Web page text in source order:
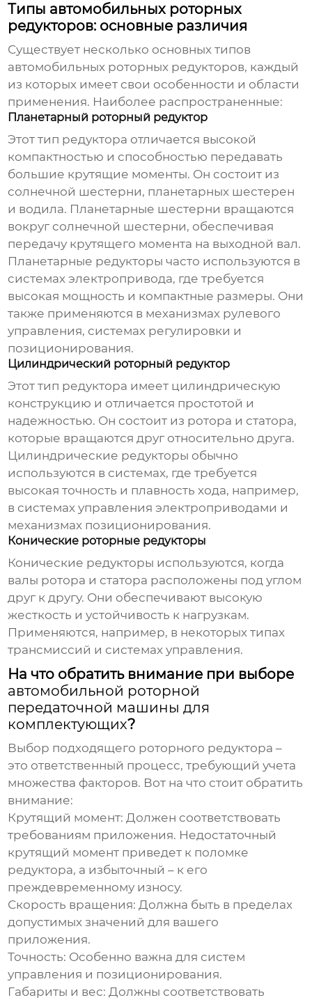
Типы автомобильных роторных
редукторов: основные различия
Существует несколько основных типов
автомобильных роторных редукторов, каждый
из которых имеет свои особенности и области
применения. Наиболее распространенные:
Планетарный роторный редуктор
Этот тип редуктора отличается высокой
компактностью и способностью передавать
большие крутящие моменты. Он состоит из
солнечной шестерни, планетарных шестерен
и водила. Планетарные шестерни вращаются
вокруг солнечной шестерни, обеспечивая
передачу крутящего момента на выходной вал.
Планетарные редукторы часто используются в
системах электропривода, где требуется
высокая мощность и компактные размеры. Они
также применяются в механизмах рулевого
управления, системах регулировки и
позиционирования.
Цилиндрический роторный редуктор
Этот тип редуктора имеет цилиндрическую
конструкцию и отличается простотой и
надежностью. Он состоит из ротора и статора,
которые вращаются друг относительно друга.
Цилиндрические редукторы обычно
используются в системах, где требуется
высокая точность и плавность хода, например,
в системах управления электроприводами и
механизмах позиционирования.
Конические роторные редукторы
Конические редукторы используются, когда
валы ротора и статора расположены под углом
друг к другу. Они обеспечивают высокую
жесткость и устойчивость к нагрузкам.
Применяются, например, в некоторых типах
трансмиссий и системах управления.
На что обратить внимание при выборе
автомобильной роторной
передаточной машины для
комплектующих?
Выбор подходящего роторного редуктора –
это ответственный процесс, требующий учета
множества факторов. Вот на что стоит обратить
внимание:
Крутящий момент: Должен соответствовать
требованиям приложения. Недостаточный
крутящий момент приведет к поломке
редуктора, а избыточный – к его
преждевременному износу.
Скорость вращения: Должна быть в пределах
допустимых значений для вашего
приложения.
Точность: Особенно важна для систем
управления и позиционирования.
Габариты и вес: Должны соответствовать